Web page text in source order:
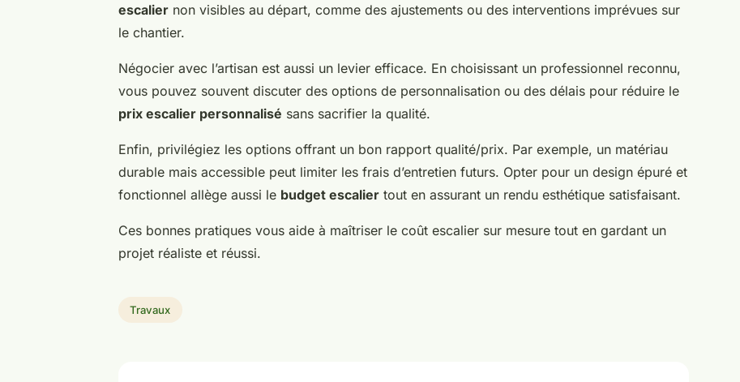
escalier non visibles au départ, comme des ajustements ou des interventions imprévues sur
le chantier.
Négocier avec l’artisan est aussi un levier efficace. En choisissant un professionnel reconnu,
vous pouvez souvent discuter des options de personnalisation ou des délais pour réduire le
prix escalier personnalisé sans sacrifier la qualité.
Enfin, privilégiez les options offrant un bon rapport qualité/prix. Par exemple, un matériau
durable mais accessible peut limiter les frais d’entretien futurs. Opter pour un design épuré et
fonctionnel allège aussi le budget escalier tout en assurant un rendu esthétique satisfaisant.
Ces bonnes pratiques vous aide à maîtriser le coût escalier sur mesure tout en gardant un
projet réaliste et réussi.
Travaux